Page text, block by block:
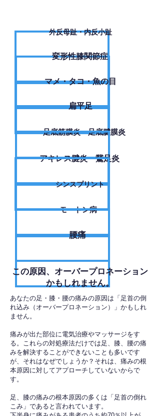
外反母趾・内反小趾
変形性膝関節症
​マメ・タコ・魚の目
扁平足
足底筋膜炎・足底腱膜炎
アキレス腱炎・鵞足炎
シンスプリント
モートン病
腰痛
​この原因、オーバープロネーション
かもしれません。
あなたの足・膝・腰の痛みの原因は「足首の倒
れ込み（オーバープロネーション）」かもしれ
ません。
痛みが出た部位に電気治療やマッサージをす
る。これらの対処療法だけでは足、膝、腰の痛
みを解決することができないことも多いです
が、それはなぜでしょうか？それは、痛みの根
本原因に対してアプローチしていないからで
す。
足、膝の痛みの根本原因の多くは「足首の倒れ
こみ」であると言われています。